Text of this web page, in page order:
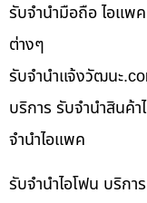
รับจำนำมือถือ ไอแพ
ต่างๆ
รับจํานําแจ้งวัฒนะ
บริการ รับจำนำสินค้
จำนำไอแพค
รับจำนำไอโฟน บริกา